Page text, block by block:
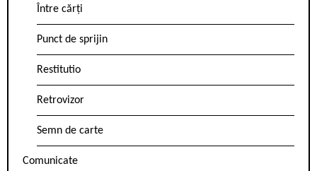
Între cărți
Punct de sprijin
Restitutio
Retrovizor
Semn de carte
Comunicate